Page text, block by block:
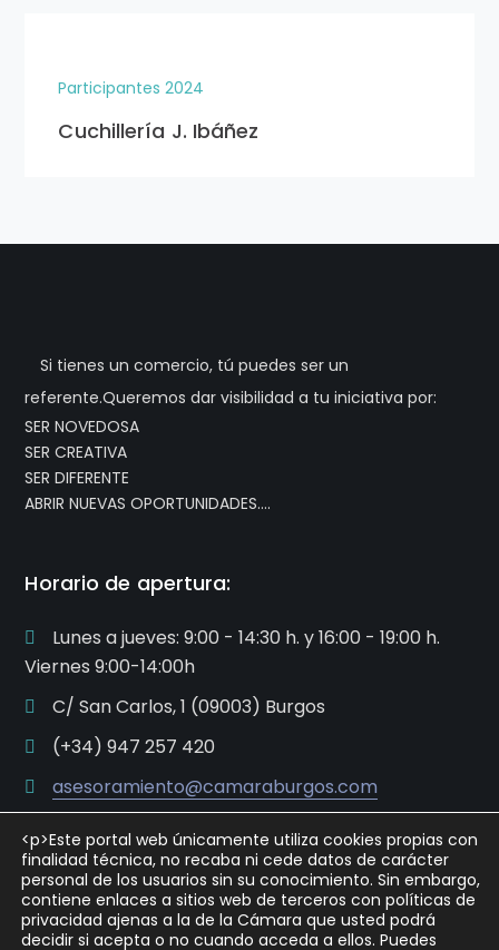
Participantes 2024
Cuchillería J. Ibáñez
Si tienes un comercio, tú puedes ser un
referente.Queremos dar visibilidad a tu iniciativa por:
SER NOVEDOSA
SER CREATIVA
SER DIFERENTE
ABRIR NUEVAS OPORTUNIDADES….
Horario de apertura:
Lunes a jueves: 9:00 - 14:30 h. y 16:00 - 19:00 h.
Viernes 9:00-14:00h
C/ San Carlos, 1 (09003) Burgos
(+34) 947 257 420
asesoramiento@camaraburgos.com
<p>Este portal web únicamente utiliza cookies propias con
finalidad técnica, no recaba ni cede datos de carácter
personal de los usuarios sin su conocimiento. Sin embargo,
contiene enlaces a sitios web de terceros con políticas de
privacidad ajenas a la de la Cámara que usted podrá
decidir si acepta o no cuando acceda a ellos. Puedes